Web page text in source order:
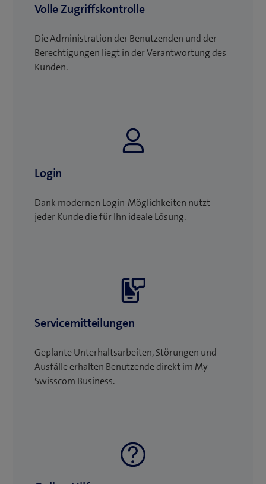
Volle Zugriffskontrolle
Die Administration der Benutzenden und der
Berechtigungen liegt in der Verantwortung des
Kunden.
Login
Dank modernen Login-Möglichkeiten nutzt
jeder Kunde die für Ihn ideale Lösung.
Servicemitteilungen
Geplante Unterhaltsarbeiten, Störungen und
Ausfälle erhalten Benutzende direkt im My
Swisscom Business.